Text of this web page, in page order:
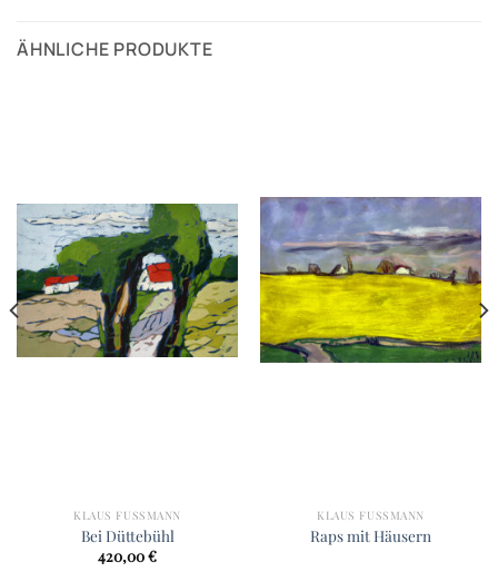
ÄHNLICHE PRODUKTE
KLAUS FUSSMANN
Bei Düttebühl
420,00€
KLAUS FUSSMANN
Raps mit Häusern